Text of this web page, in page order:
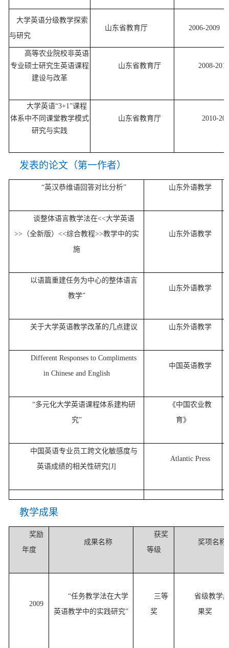
大学英语分级教学探索
与研究
山东省教育厅 2006-2009
高等农业院校非英语
专业硕士研究生英语课程
建设与改革
山东省教育厅 2008-
大学英语“3+1”课程
体系中不同课堂教学模式
研究与实践
山东省教育厅 2010-
发表的论文（第一作者）
“英汉恭维语回答对比分析” 山东外语教学
谈整体语言教学法在<<大学英语
>>（全新版）<<综合教程>>教学中的实
施
山东外语教学
以语篇重建任务为中心的整体语言
教学”
山东外语教学
关于大学英语教学改革的几点建议 山东外语教学
Different Responses to Compliments
in Chinese and English
中国英语教学
“多元化大学英语课程体系建构研
究”
《中国农业教
育》
中国英语专业员工跨文化敏感度与
英语成绩的相关性研究[J]
Atlantic Press
教学成果
奖励
年度
成果名称
获奖
等级
奖项名称
2009
“任务教学法在大学
英语教学中的实践研究”
三等
奖
省级教学
果奖